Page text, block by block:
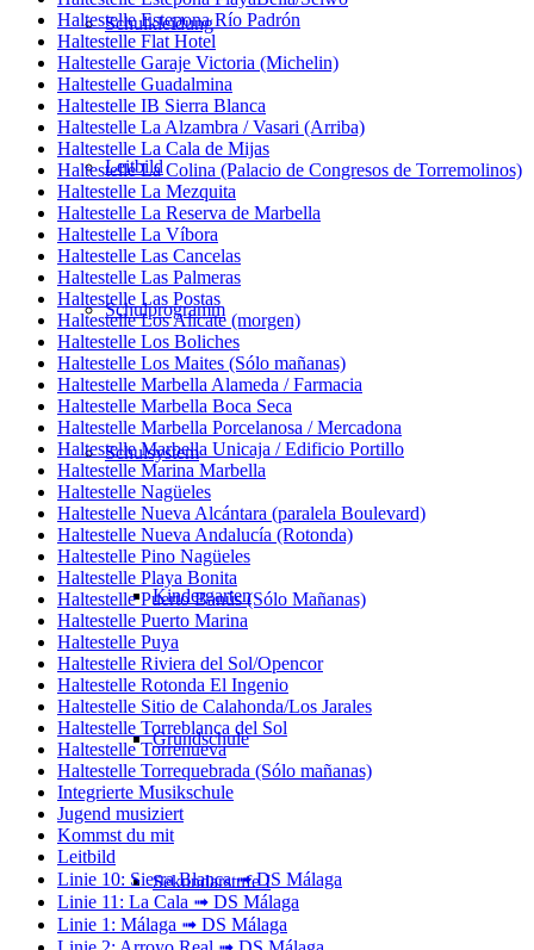
Schulkleidung
Leitbild
Schulprogramm
Schulsystem
Kindergarten
Grundschule
Sekundarstufe I
Haltestelle Estepona Río Padrón
Haltestelle Flat Hotel
Haltestelle Garaje Victoria (Michelin)
Haltestelle Guadalmina
Haltestelle IB Sierra Blanca
Haltestelle La Alzambra / Vasari (Arriba)
Haltestelle La Cala de Mijas
Haltestelle La Colina (Palacio de Congresos de Torremolinos)
Haltestelle La Mezquita
Haltestelle La Reserva de Marbella
Haltestelle La Víbora
Haltestelle Las Cancelas
Haltestelle Las Palmeras
Haltestelle Las Postas
Haltestelle Los Alicate (morgen)
Haltestelle Los Boliches
Haltestelle Los Maites (Sólo mañanas)
Haltestelle Marbella Alameda / Farmacia
Haltestelle Marbella Boca Seca
Haltestelle Marbella Porcelanosa / Mercadona
Haltestelle Marbella Unicaja / Edificio Portillo
Haltestelle Marina Marbella
Haltestelle Nagüeles
Haltestelle Nueva Alcántara (paralela Boulevard)
Haltestelle Nueva Andalucía (Rotonda)
Haltestelle Pino Nagüeles
Haltestelle Playa Bonita
Haltestelle Puerto Banús (Sólo Mañanas)
Haltestelle Puerto Marina
Haltestelle Puya
Haltestelle Riviera del Sol/Opencor
Haltestelle Rotonda El Ingenio
Haltestelle Sitio de Calahonda/Los Jarales
Haltestelle Torreblanca del Sol
Haltestelle Torrenueva
Haltestelle Torrequebrada (Sólo mañanas)
Integrierte Musikschule
Jugend musiziert
Kommst du mit
Leitbild
Linie 10: Sierra Blanca ➟ DS Málaga
Linie 11: La Cala ➟ DS Málaga
Linie 1: Málaga ➟ DS Málaga